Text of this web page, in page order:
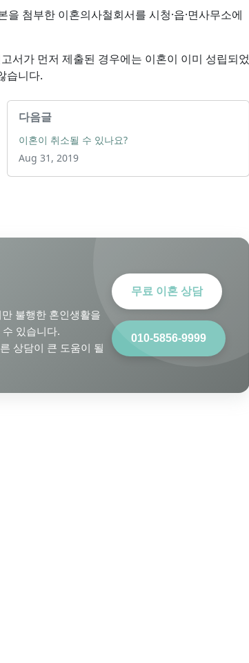
첨부한 이혼의사철회서를 시청·읍·면사무소에
서가 먼저 제출된 경우에는 이혼이 이미 성립되었
습니다.
다음글
이혼이 취소될 수 있나요?
Aug 31, 2019
불행한 혼인생활을
있습니다.
상담이 큰 도움이 될
무료 이혼 상담
010-5856-9999